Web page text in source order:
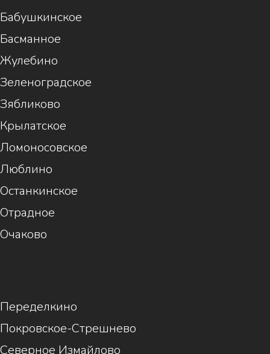
Бабушкинское
Басманное
Жулебино
Зеленоградское
Зябликово
Крылатское
Ломоносовское
Люблино
Останкинское
Отрадное
Очаково
Переделкино
Покровское-Стрешнево
Северное Измайлово